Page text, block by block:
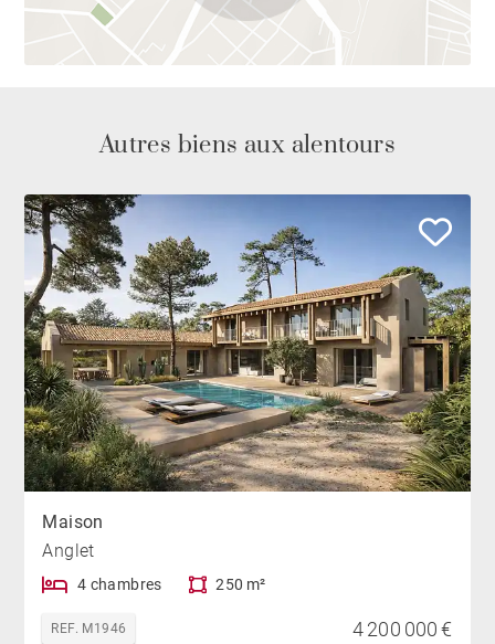
Autres biens aux alentours
Maison
Anglet
4 chambres 250 m²
REF. M1946 4 200 000 €